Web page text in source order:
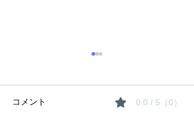
コメント 0.0 / 5（0）